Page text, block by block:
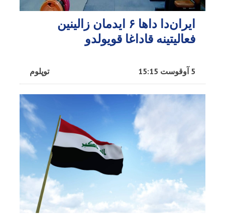
ایران‌دا داها ۶ ایدمان زالینین
فعالیتینه قاداغا قویولدو
توپلوم 5 آوقوست 15:15